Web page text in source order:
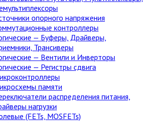
опорного напряжения
контроллеры
— Буферы, Драйверы,
Трансиверы
— Вентили и Инверторы
— Регистры сдвига
памяти
распределения питания,
нагрузки
(FETs, MOSFETs)